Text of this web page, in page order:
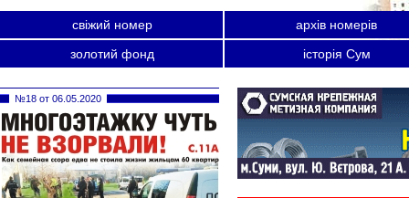
свіжий номер
архів номерів
золотий фонд
історія Сум
№18 от 06.05.2020